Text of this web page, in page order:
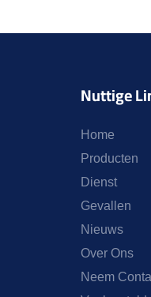
Nuttige
Home
Producten
Dienst
Gevallen
Nieuws
Over Ons
Neem